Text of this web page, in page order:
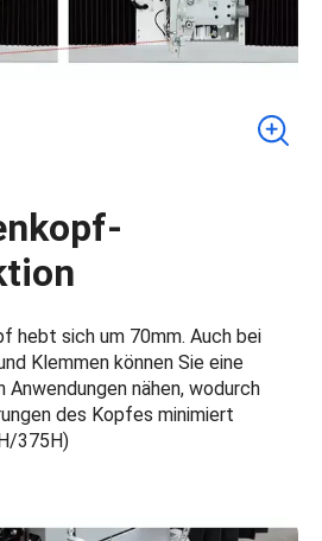
hebt sich um 70mm. Auch bei
Klemmen können Sie eine
nähen, wodurch
des Kopfes minimiert
375H)